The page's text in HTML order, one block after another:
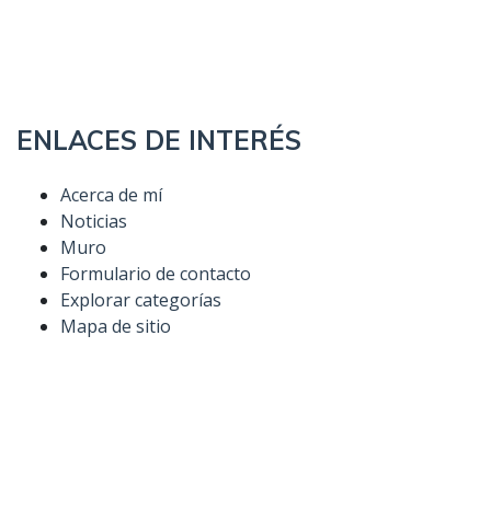
ENLACES DE INTERÉS
Acerca de mí
Noticias
Muro
Formulario de contacto
Explorar categorías
Mapa de sitio